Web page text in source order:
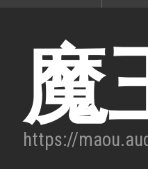
魔
https://